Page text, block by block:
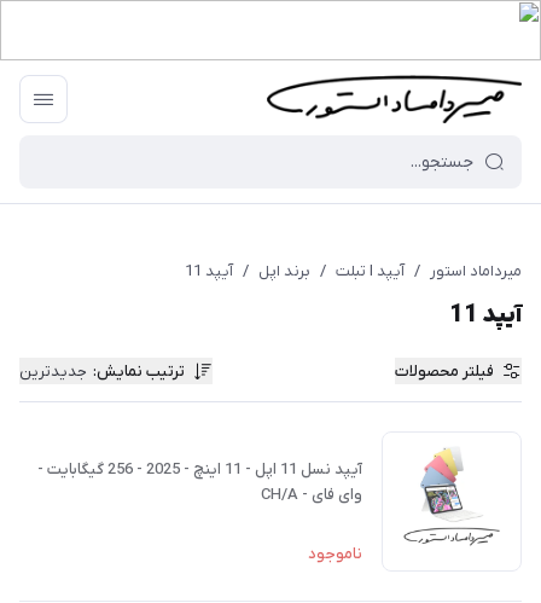
میرداماد استور / آیپد I تبلت / برند اپل / آیپد 11
آیپد 11
فیلتر محصولات ترتیب نمایش: جدیدترین
آیپد نسل 11 اپل - 11 اینچ - 2025 - 256 گیگابایت -
وای فای - CH/A
ناموجود